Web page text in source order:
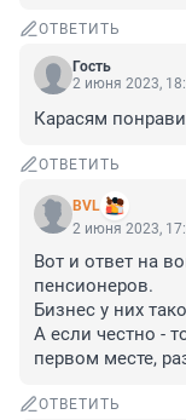
ОТВЕТИТЬ
Гость
2 июня 2023,
Карасям
ОТВЕТИТЬ
BVL
2 июня 2023,
Вот и ответ на
пенсионеров.
Бизнес у них
А если честно -
первом месте,
ОТВЕТИТЬ